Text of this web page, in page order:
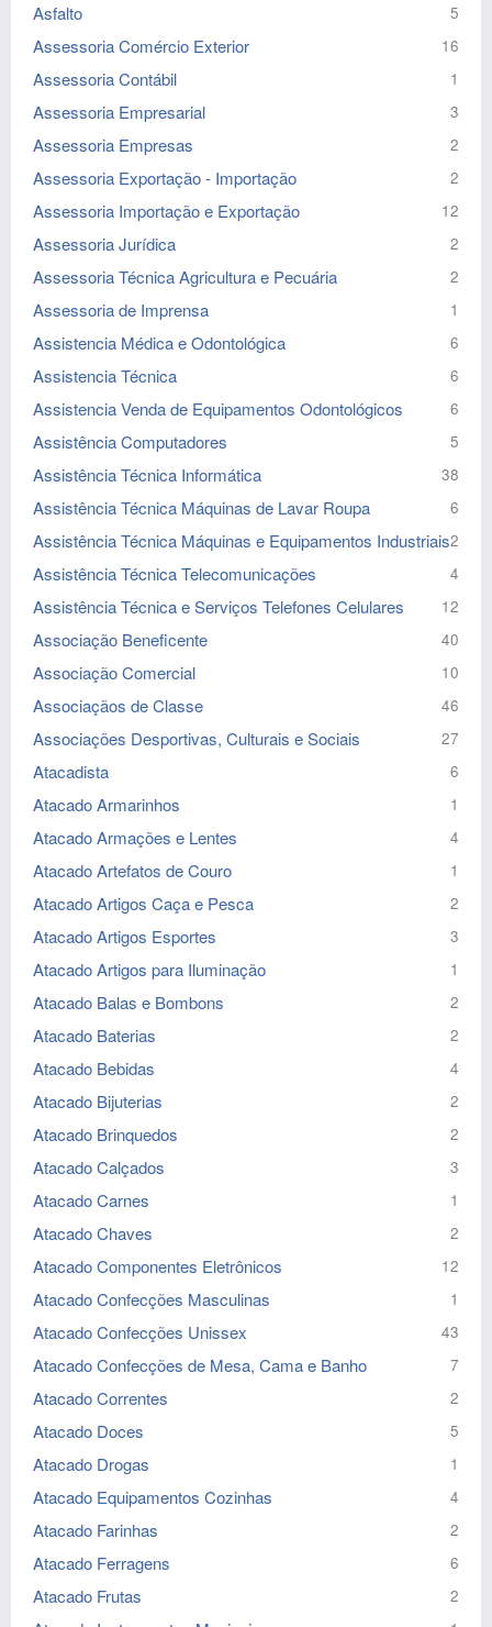
Asfalto 5
Assessoria Comércio Exterior 16
Assessoria Contábil 1
Assessoria Empresarial 3
Assessoria Empresas 2
Assessoria Exportação - Importação 2
Assessoria Importação e Exportação 12
Assessoria Jurídica 2
Assessoria Técnica Agricultura e Pecuária 2
Assessoria de Imprensa 1
Assistencia Médica e Odontológica 6
Assistencia Técnica 6
Assistencia Venda de Equipamentos Odontológicos 6
Assistência Computadores 5
Assistência Técnica Informática 38
Assistência Técnica Máquinas de Lavar Roupa 6
Assistência Técnica Máquinas e Equipamentos Industriais2
Assistência Técnica Telecomunicações 4
Assistência Técnica e Serviços Telefones Celulares 12
Associação Beneficente 40
Associação Comercial 10
Associaçãos de Classe 46
Associações Desportivas, Culturais e Sociais 27
Atacadista 6
Atacado Armarinhos 1
Atacado Armações e Lentes 4
Atacado Artefatos de Couro 1
Atacado Artigos Caça e Pesca 2
Atacado Artigos Esportes 3
Atacado Artigos para Iluminação 1
Atacado Balas e Bombons 2
Atacado Baterias 2
Atacado Bebidas 4
Atacado Bijuterias 2
Atacado Brinquedos 2
Atacado Calçados 3
Atacado Carnes 1
Atacado Chaves 2
Atacado Componentes Eletrônicos 12
Atacado Confecções Masculinas 1
Atacado Confecções Unissex 43
Atacado Confecções de Mesa, Cama e Banho 7
Atacado Correntes 2
Atacado Doces 5
Atacado Drogas 1
Atacado Equipamentos Cozinhas 4
Atacado Farinhas 2
Atacado Ferragens 6
Atacado Frutas 2